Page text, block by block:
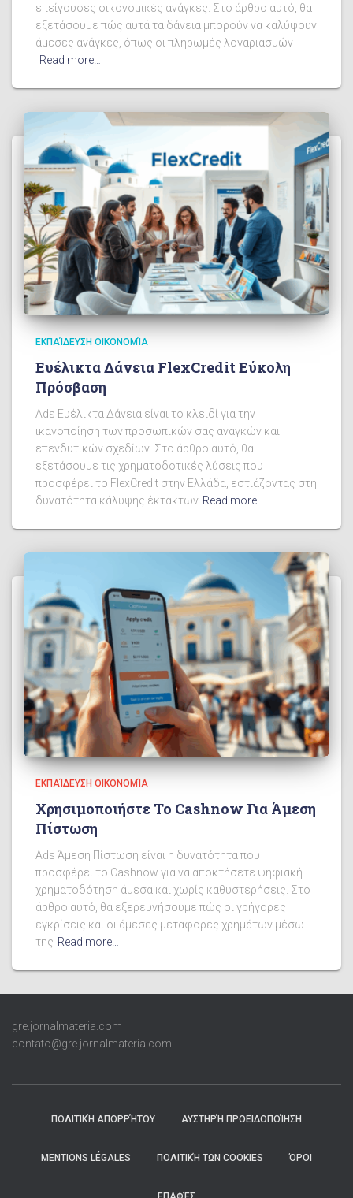
επείγουσες οικονομικές ανάγκες. Στο άρθρο αυτό, θα
εξετάσουμε πώς αυτά τα δάνεια μπορούν να καλύψουν
άμεσες ανάγκες, όπως οι πληρωμές λογαριασμών
Read more…
ΕΚΠΑΊΔΕΥΣΗ ΟΙΚΟΝΟΜΊΑ
Ευέλικτα Δάνεια FlexCredit Εύκολη
Πρόσβαση
Ads Ευέλικτα Δάνεια είναι το κλειδί για την
ικανοποίηση των προσωπικών σας αναγκών και
επενδυτικών σχεδίων. Στο άρθρο αυτό, θα
εξετάσουμε τις χρηματοδοτικές λύσεις που
προσφέρει το FlexCredit στην Ελλάδα, εστιάζοντας στη
δυνατότητα κάλυψης έκτακτων Read more…
ΕΚΠΑΊΔΕΥΣΗ ΟΙΚΟΝΟΜΊΑ
Χρησιμοποιήστε Το Cashnow Για Άμεση
Πίστωση
Ads Άμεση Πίστωση είναι η δυνατότητα που
προσφέρει το Cashnow για να αποκτήσετε ψηφιακή
χρηματοδότηση άμεσα και χωρίς καθυστερήσεις. Στο
άρθρο αυτό, θα εξερευνήσουμε πώς οι γρήγορες
εγκρίσεις και οι άμεσες μεταφορές χρημάτων μέσω
της Read more…
gre.jornalmateria.com
contato@gre.jornalmateria.com
ΠΟΛΙΤΙΚΉ ΑΠΟΡΡΉΤΟΥ ΑΥΣΤΗΡΉ ΠΡΟΕΙΔΟΠΟΊΗΣΗ
MENTIONS LÉGALES ΠΟΛΙΤΙΚΉ ΤΩΝ COOKIES ΌΡΟΙ